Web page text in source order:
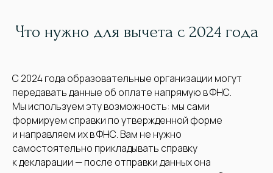
Что нужно для вычета с 2024 года
С 2024 года образовательные организации могут
передавать данные об оплате напрямую в ФНС.
Мы используем эту возможность: мы сами
формируем справки по утвержденной форме
и направляем их в ФНС. Вам не нужно
самостоятельно прикладывать справку
к декларации — после отправки данных она